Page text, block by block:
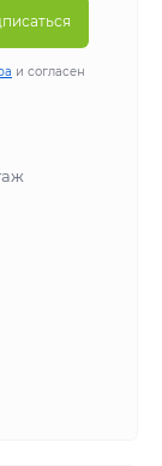
и согласен